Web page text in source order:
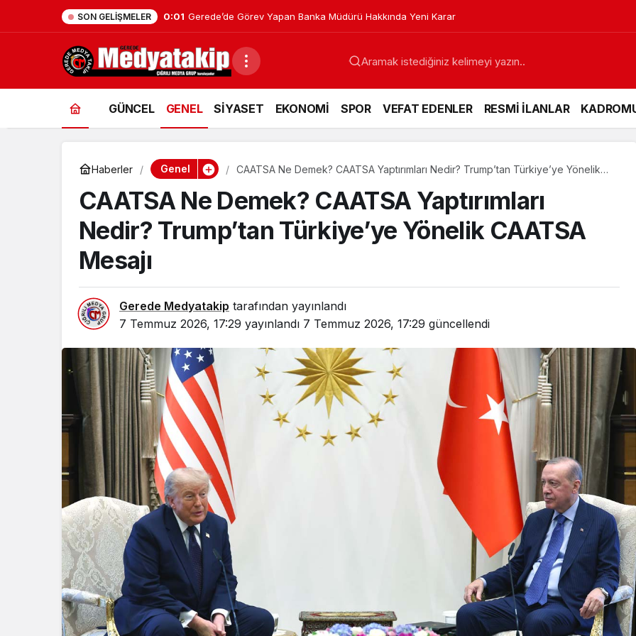
SON GELIŞMELER 0:01 Gerede’de Görev Yapan Banka Müdürü Hakkında Yeni Karar
GÜNCEL GENEL SİYASET EKONOMİ SPOR VEFAT EDENLER RESMİ İLANLAR
Haberler Genel
CAATSA Ne Demek? CAATSA Yaptırımları Nedir? Trump’tan Türkiye’ye Yönelik
CAATSA Ne Demek? CAATSA Yaptırımları
Nedir? Trump’tan Türkiye’ye Yönelik CAATSA
Mesajı
Gerede Medyatakip tarafından yayınlandı
7 Temmuz 2026, 17:29 yayınlandı 7 Temmuz 2026, 17:29 güncellendi
Ünlü Oyuncu Ülkü Hilal
Çiftçi’nin Gerede
Bağlantısı Ortaya Çıktı
Güncel
Gerede’de Görev Yapan
Banka Müdürü Hakkında
Yeni Karar
Resmi İlanlar
TEBLİĞ İLANI (BOLU 1.
AİLE MAHKEMESİ)